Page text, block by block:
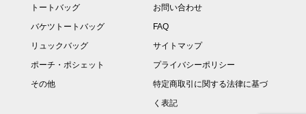
トートバッグ
バケツトートバッグ
リュックバッグ
ポーチ・ポシェット
その他
お問い合わせ
FAQ
サイトマップ
プライバシーポリシー
特定商取引に関する法律に基づ
く表記